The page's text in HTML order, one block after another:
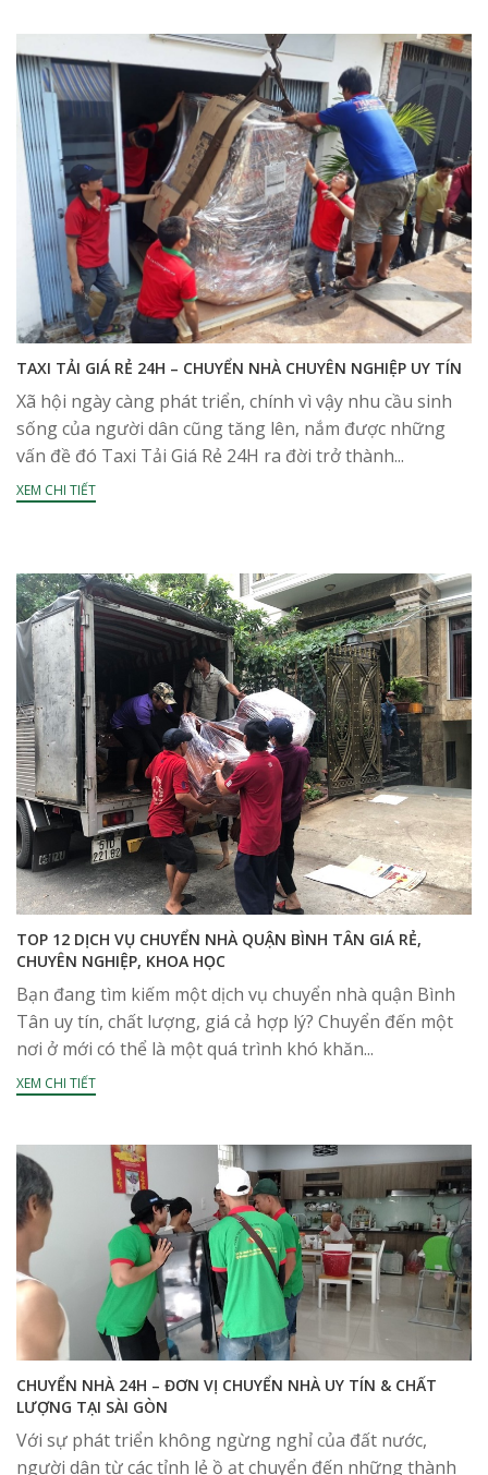
TAXI TẢI GIÁ RẺ 24H – CHUYỂN NHÀ CHUYÊN NGHIỆP UY TÍN
Xã hội ngày càng phát triển, chính vì vậy nhu cầu sinh
sống của người dân cũng tăng lên, nắm được những
vấn đề đó Taxi Tải Giá Rẻ 24H ra đời trở thành...
XEM CHI TIẾT
TOP 12 DỊCH VỤ CHUYỂN NHÀ QUẬN BÌNH TÂN GIÁ RẺ,
CHUYÊN NGHIỆP, KHOA HỌC
Bạn đang tìm kiếm một dịch vụ chuyển nhà quận Bình
Tân uy tín, chất lượng, giá cả hợp lý? Chuyển đến một
nơi ở mới có thể là một quá trình khó khăn...
XEM CHI TIẾT
CHUYỂN NHÀ 24H – ĐƠN VỊ CHUYỂN NHÀ UY TÍN & CHẤT
LƯỢNG TẠI SÀI GÒN
Với sự phát triển không ngừng nghỉ của đất nước,
người dân từ các tỉnh lẻ ồ ạt chuyển đến những thành